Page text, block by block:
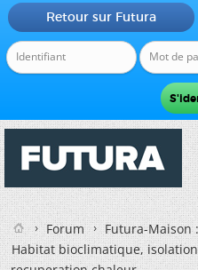
Retour sur Futura
Forum
Futura-Maison
Habitat bioclimatique,